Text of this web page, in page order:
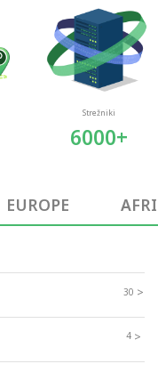
Strežniki
6000+
EUROPE
30 >
4 >